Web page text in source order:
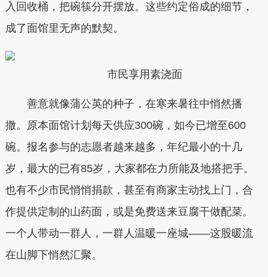
入回收桶，把碗筷分开摆放。这些约定俗成的细节，
成了面馆里无声的默契。
市民享用素浇面
善意就像蒲公英的种子，在寒来暑往中悄然播
撒。原本面馆计划每天供应300碗，如今已增至600
碗。报名参与的志愿者越来越多，年纪最小的十几
岁，最大的已有85岁，大家都在力所能及地搭把手。
也有不少市民悄悄捐款，甚至有商家主动找上门，合
作提供定制的山药面，或是免费送来豆腐干做配菜。
一个人带动一群人，一群人温暖一座城——这股暖流
在山脚下悄然汇聚。